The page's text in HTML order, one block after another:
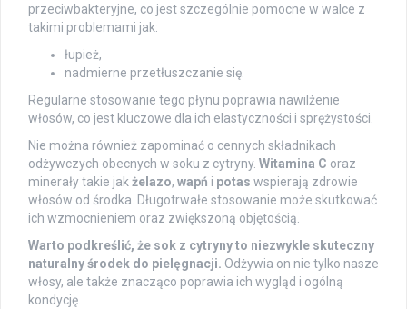
przeciwbakteryjne, co jest szczególnie pomocne w walce z
takimi problemami jak:
łupież,
nadmierne przetłuszczanie się.
Regularne stosowanie tego płynu poprawia nawilżenie
włosów, co jest kluczowe dla ich elastyczności i sprężystości.
Nie można również zapominać o cennych składnikach
odżywczych obecnych w soku z cytryny. Witamina C oraz
minerały takie jakżelazo, wapń i potas wspierają zdrowie
włosów od środka. Długotrwałe stosowanie może skutkować
ich wzmocnieniem oraz zwiększoną objętością.
Warto podkreślić, że sok z cytryny to niezwykle skuteczny
naturalny środek do pielęgnacji. Odżywia on nie tylko nasze
włosy, ale także znacząco poprawia ich wygląd i ogólną
kondycję.